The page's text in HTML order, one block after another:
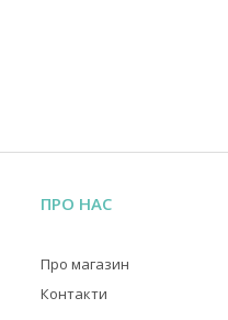
ПРО НАС
Про магазин
Контакти